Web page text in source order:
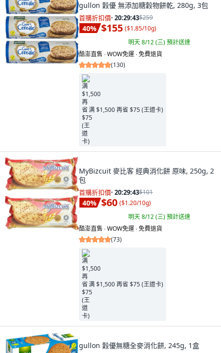
gullon 穀優 無添加糖穀物餅乾, 280g, 3包
首購折扣價· 20:29:41$259
40% $155 ($1.85/10g)
明天 8/12 (三)預計送達
酷澎直售 ∙ WOW免運 ∙ 免費退貨
(130)
满 $1,500 再省 $75 (王道卡)
MyBizcuit 麥比客 經典消化餅 原味, 250g, 2
包
首購折扣價· 20:29:41$101
40% $60 ($1.20/10g)
明天 8/12 (三)預計送達
酷澎直售 ∙ WOW免運 ∙ 免費退貨
(73)
满 $1,500 再省 $75 (王道卡)
gullon 穀優無糖全麥消化餅, 245g, 1盒